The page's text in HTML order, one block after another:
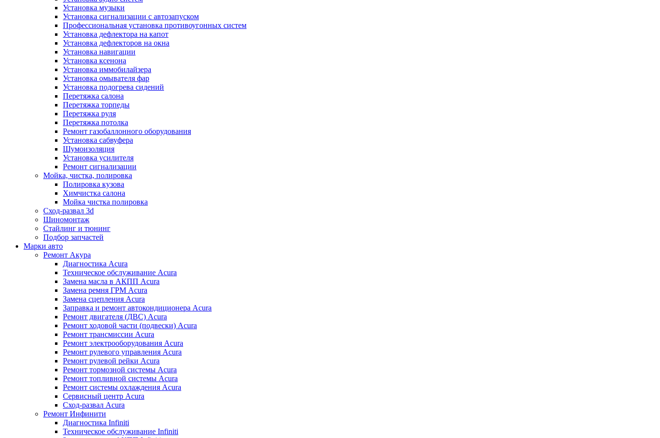
Установка музыки
Установка сигнализации с автозапуском
Профессиональная установка противоугонных систем
Установка дефлектора на капот
Установка дефлекторов на окна
Установка навигации
Установка ксенона
Установка иммобилайзера
Установка омывателя фар
Установка подогрева сидений
Перетяжка салона
Перетяжка торпеды
Перетяжка руля
Перетяжка потолка
Ремонт газобаллонного оборудования
Установка сабвуфера
Шумоизоляция
Установка усилителя
Ремонт сигнализации
Мойка, чистка, полировка
Полировка кузова
Химчистка салона
Мойка чистка полировка
Сход-развал 3d
Шиномонтаж
Стайлинг и тюнинг
Подбор запчастей
Марки авто
Ремонт Акура
Диагностика Acura
Техническое обслуживание Acura
Замена масла в АКПП Acura
Замена ремня ГРМ Acura
Замена сцепления Acura
Заправка и ремонт автокондиционера Acura
Ремонт двигателя (ДВС) Acura
Ремонт ходовой части (подвески) Acura
Ремонт трансмиссии Acura
Ремонт электрооборудования Acura
Ремонт рулевого управления Acura
Ремонт рулевой рейки Acura
Ремонт тормозной системы Acura
Ремонт топливной системы Acura
Ремонт системы охлаждения Acura
Сервисный центр Acura
Сход-развал Acura
Ремонт Инфинити
Диагностика Infiniti
Техническое обслуживание Infiniti